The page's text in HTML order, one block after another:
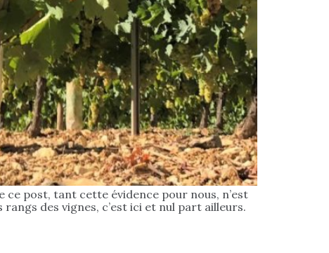
ce post, tant cette évidence pour nous, n’est
des vignes, c’est ici et nul part ailleurs.